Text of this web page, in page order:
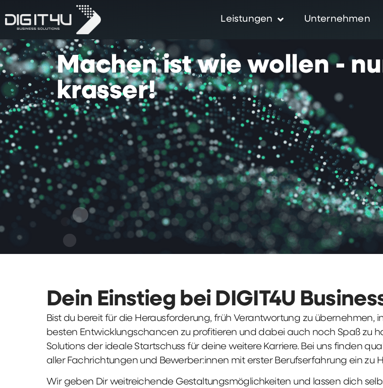
Leistungen Unternehmen
Machen ist wie wollen -
krasser!
Dein Einstieg bei DIGIT4U
Bist du bereit für die Herausforderung, früh Verantwortung zu übernehmen,
besten Entwicklungschancen zu profitieren und dabei auch noch Spaß zu
Solutions der ideale Startschuss für deine weitere Karriere. Bei uns finden
aller Fachrichtungen und Bewerber:innen mit erster Berufserfahrung ein zu
Wir geben Dir weitreichende Gestaltungsmöglichkeiten und lassen dich